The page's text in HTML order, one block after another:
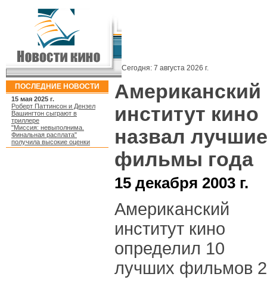
Сегодня: 7 августа 2026 г.
ПОСЛЕДНИЕ НОВОСТИ
15 мая 2025 г.
Роберт Паттинсон и Дензел
Вашингтон сыграют в
триллере
"Миссия: невыполнима.
Финальная расплата"
получила высокие оценки
Американский
институт кино
назвал лучшие
фильмы года
15 декабря 2003 г.
Американский
институт кино
определил 10
лучших фильмов